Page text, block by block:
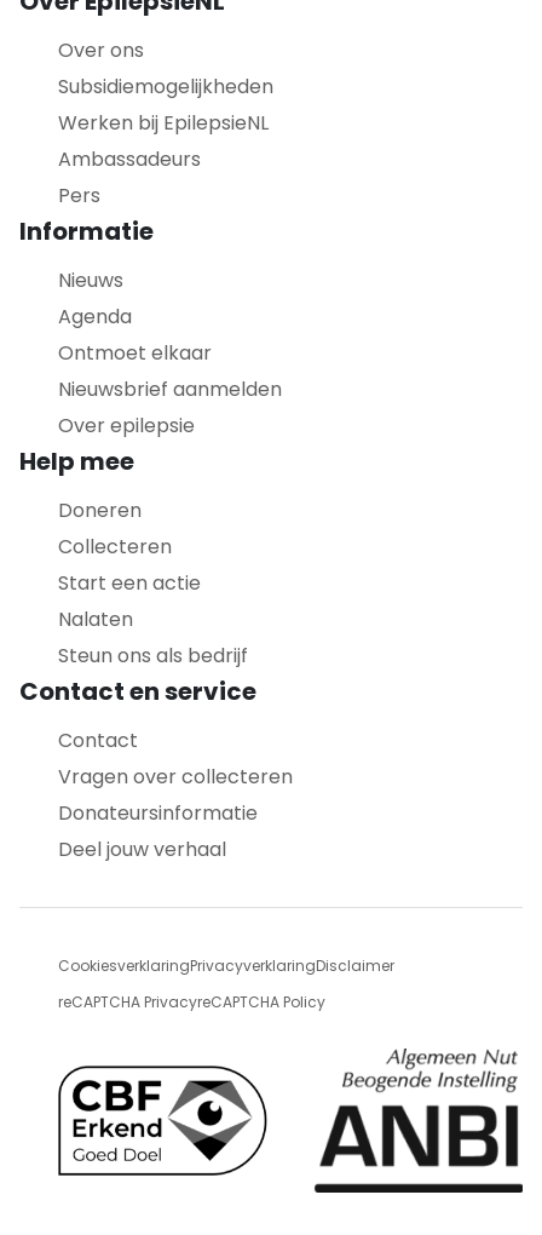
Over ons
Subsidiemogelijkheden
Werken bij EpilepsieNL
Ambassadeurs
Pers
Informatie
Nieuws
Agenda
Ontmoet elkaar
Nieuwsbrief aanmelden
Over epilepsie
Help mee
Doneren
Collecteren
Start een actie
Nalaten
Steun ons als bedrijf
Contact en service
Contact
Vragen over collecteren
Donateursinformatie
Deel jouw verhaal
CookiesverklaringPrivacyverklaringDisclaimer
reCAPTCHA PrivacyreCAPTCHA Policy